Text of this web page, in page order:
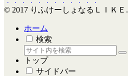
© 2017 りふけーしょなるＬＩＫＥ.
ホーム
検索
トップ
サイドバー